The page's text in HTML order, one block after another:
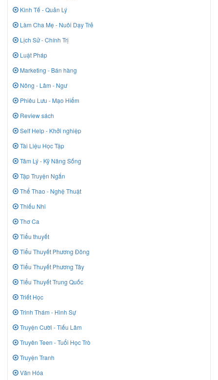
Kinh Tế - Quản Lý
Làm Cha Mẹ - Nuôi Dạy Trẻ
Lịch Sử - Chính Trị
Luật Pháp
Marketing - Bán hàng
Nông - Lâm - Ngư
Phiêu Lưu - Mạo Hiểm
Review sách
Self Help - Khởi nghiệp
Tài Liệu Học Tập
Tâm Lý - Kỹ Năng Sống
Tập Truyện Ngắn
Thể Thao - Nghệ Thuật
Thiếu Nhi
Thơ Ca
Tiểu thuyết
Tiểu Thuyết Phương Đông
Tiểu Thuyết Phương Tây
Tiểu Thuyết Trung Quốc
Triết Học
Trinh Thám - Hình Sự
Truyện Cười - Tiếu Lâm
Truyên Teen - Tuổi Học Trò
Truyện Tranh
Văn Hóa